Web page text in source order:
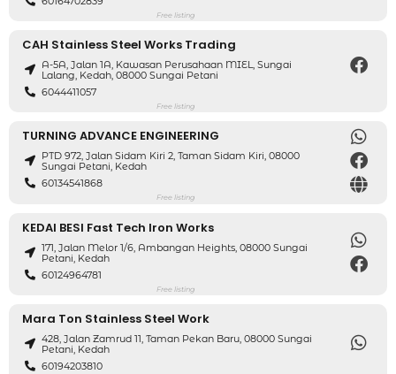
Free listing
CAH Stainless Steel Works Trading
A-5A, Jalan 1A, Kawasan Perusahaan MIEL, Sungai
Lalang, Kedah, 08000 Sungai Petani
6044411057
Free listing
TURNING ADVANCE ENGINEERING
PTD 972, Jalan Sidam Kiri 2, Taman Sidam Kiri, 08000
Sungai Petani, Kedah
60134541868
Free listing
KEDAI BESI Fast Tech Iron Works
171, Jalan Melor 1/6, Ambangan Heights, 08000 Sungai
Petani, Kedah
60124964781
Free listing
Mara Ton Stainless Steel Work
428, Jalan Zamrud 11, Taman Pekan Baru, 08000 Sungai
Petani, Kedah
60194203810